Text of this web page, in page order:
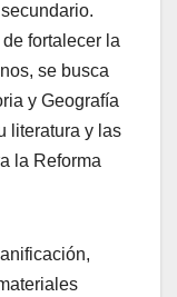
fortalecer la
se busca
y Geografía
literatura y las
la Reforma